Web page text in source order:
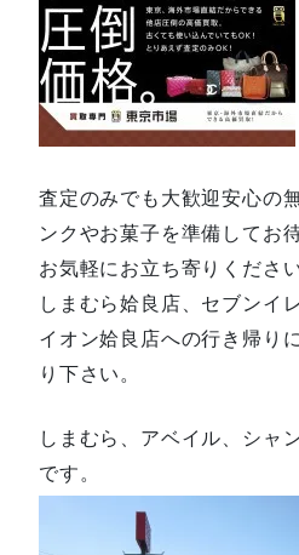
査定のみでも大歓迎安心の
ンクやお菓子を準備してお
お気軽にお立ち寄りくださ
しまむら姶良店、セブンイ
イオン姶良店への行き帰り
り下さい。
しまむら、アベイル、シャ
です。